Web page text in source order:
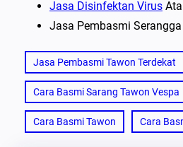
Jasa Disinfektan Virus
Jasa Pembasmi
Jasa Pembasmi Tawon Terdekat
Cara Basmi Sarang Tawon Vespa
Cara Basmi Tawon Cara